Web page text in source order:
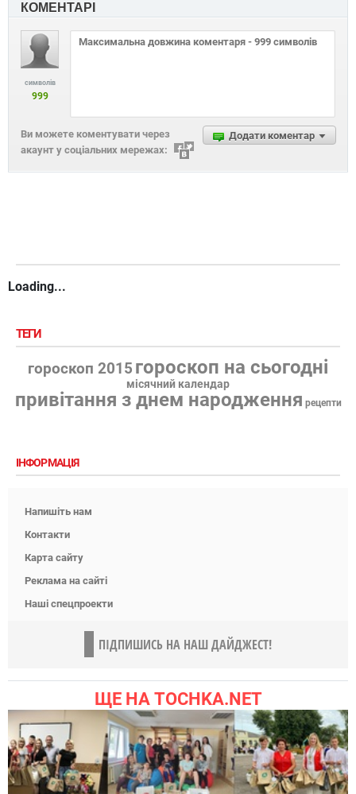
КОМЕНТАРІ
символів
999
Додати коментар
Ви можете коментувати через
акаунт у соціальних мережах:
Loading...
ТЕГИ
гороскоп 2015 гороскоп на сьогодні
місячний календар
привітання з днем народження рецепти
ІНФОРМАЦІЯ
Напишіть нам
Контакти
Карта сайту
Реклама на сайті
Наші спецпроекти
ПІДПИШИСЬ НА НАШ ДАЙДЖЕСТ!
ЩЕ НА TOCHKA.NET